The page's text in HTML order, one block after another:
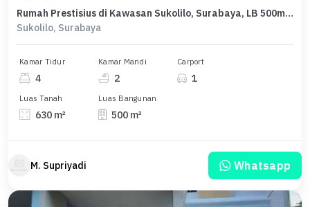
Rumah Prestisius di Kawasan Sukolilo, Surabaya, LB 500m², Harga 3,9 Miliar
Sukolilo, Surabaya
Kamar Tidur
4
Kamar Mandi
2
Carport
1
Luas Tanah
630 m²
Luas Bangunan
500 m²
M. Supriyadi Whatsapp